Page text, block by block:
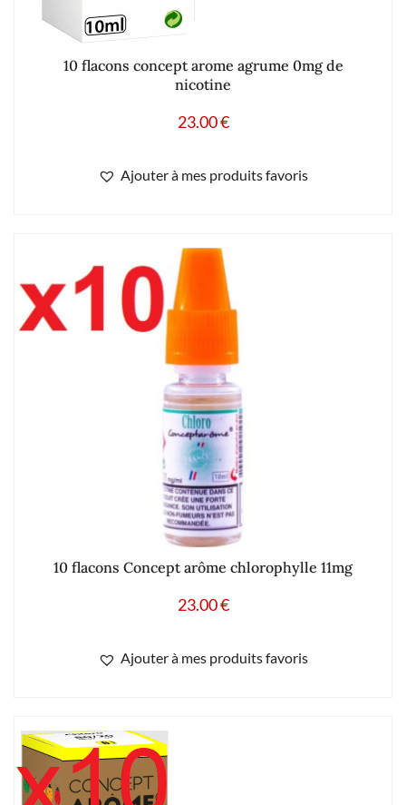
10 flacons concept arome agrume 0mg de
nicotine
23.00€
Ajouter à mes produits favoris
10 flacons Concept arôme chlorophylle 11mg
Ajouter à mes produits favoris